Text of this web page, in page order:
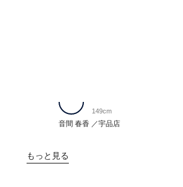
音間 春香 宇品店
149cm
もっと見る